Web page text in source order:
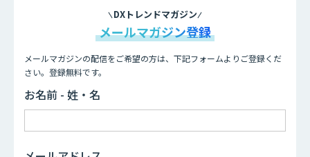
DXトレンドマガジン
メールマガジン登録
メールマガジンの配信をご希望の方は、下記フォームよりご登録くだ
さい。登録無料です。
お名前 - 姓・名